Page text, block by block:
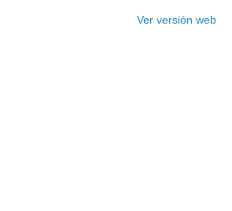
Ver versión web